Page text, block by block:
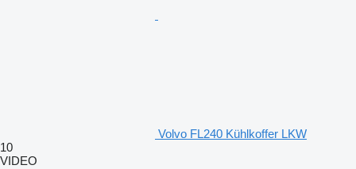
Volvo FL240 Kühlkoffer LKW
10
VIDEO